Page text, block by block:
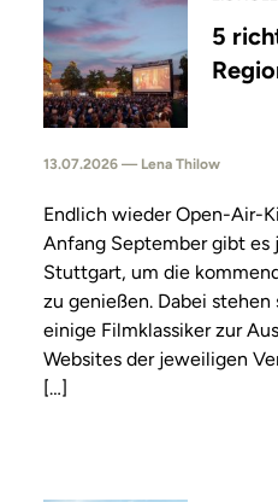
5
13.07.2026 — Lena Thilow
Endlich wieder Open-Air-
Anfang September gibt es
Stuttgart, um die
zu genießen. Dabei
einige Filmklassiker zur
Websites der jeweiligen
[…]